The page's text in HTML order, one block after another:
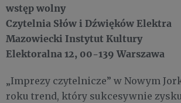
wstęp wolny
Czytelnia Słów i Dźwięków Elektra
Mazowiecki Instytut Kultury
Elektoralna 12, 00-139 Warszawa
„Imprezy czytelnicze” w Nowym
roku trend, który sukcesywnie